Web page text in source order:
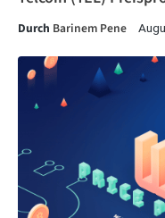
Durch Barinem Pene